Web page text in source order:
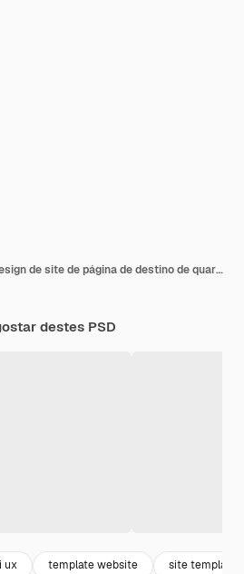
Site de modelo de design de site de página de destino de quarto de hotel
destes PSD
ux template website site template